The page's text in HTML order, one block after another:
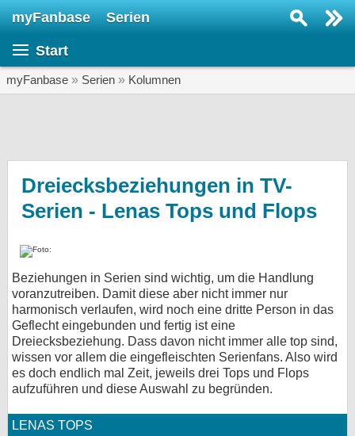
myFanbase Serien
Start
myFanbase » Serien » Kolumnen
Dreiecksbeziehungen in TV-
Serien - Lenas Tops und Flops
Beziehungen in Serien sind wichtig, um die Handlung
voranzutreiben. Damit diese aber nicht immer nur
harmonisch verlaufen, wird noch eine dritte Person in das
Geflecht eingebunden und fertig ist eine
Dreiecksbeziehung. Dass davon nicht immer alle top sind,
wissen vor allem die eingefleischten Serienfans. Also wird
es doch endlich mal Zeit, jeweils drei Tops und Flops
aufzuführen und diese Auswahl zu begründen.
LENAS TOPS
SERIEN
Veranstaltungen
SERVICE
Gewinnspiele
Forum
bei X
bei Facebook